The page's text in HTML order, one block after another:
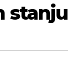
stanju